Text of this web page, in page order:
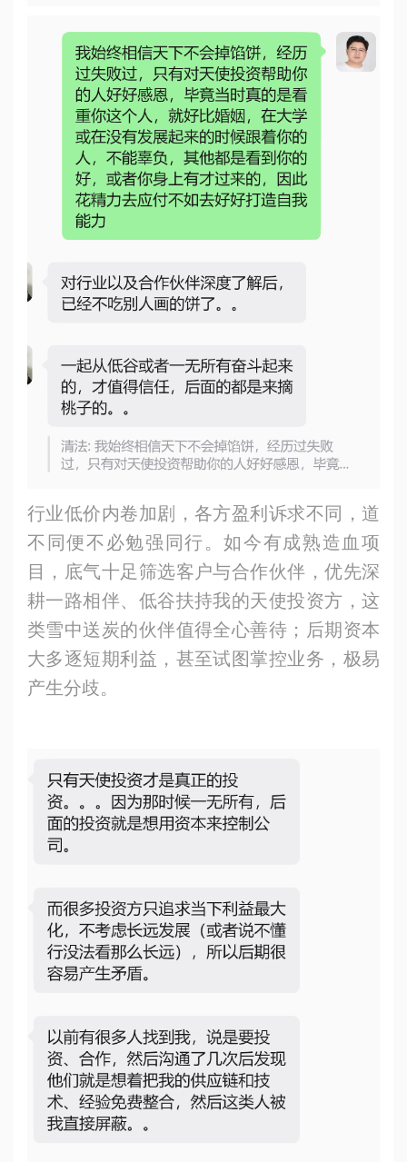
行业低价内卷加剧，各方盈利诉求不同，道
不同便不必勉强同行。如今有成熟造血项
目，底气十足筛选客户与合作伙伴，优先深
耕一路相伴、低谷扶持我的天使投资方，这
类雪中送炭的伙伴值得全心善待；后期资本
大多逐短期利益，甚至试图掌控业务，极易
产生分歧。